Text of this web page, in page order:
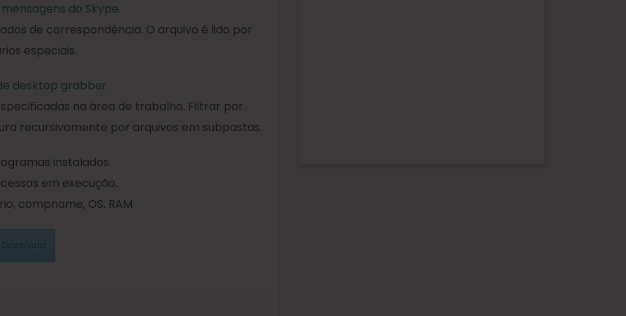
do Skype.
de correspondência. O arquivo é lido por
especiais.
desktop grabber.
na área de trabalho. Filtrar por
recursivamente por arquivos em subpastas.
instalados.
em execução.
compname, OS, RAM
Download